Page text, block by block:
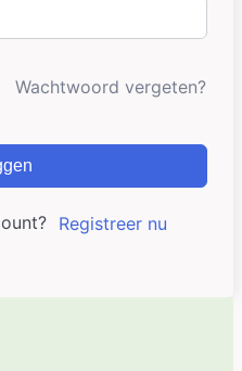
Wachtwoord vergeten?
Registreer nu